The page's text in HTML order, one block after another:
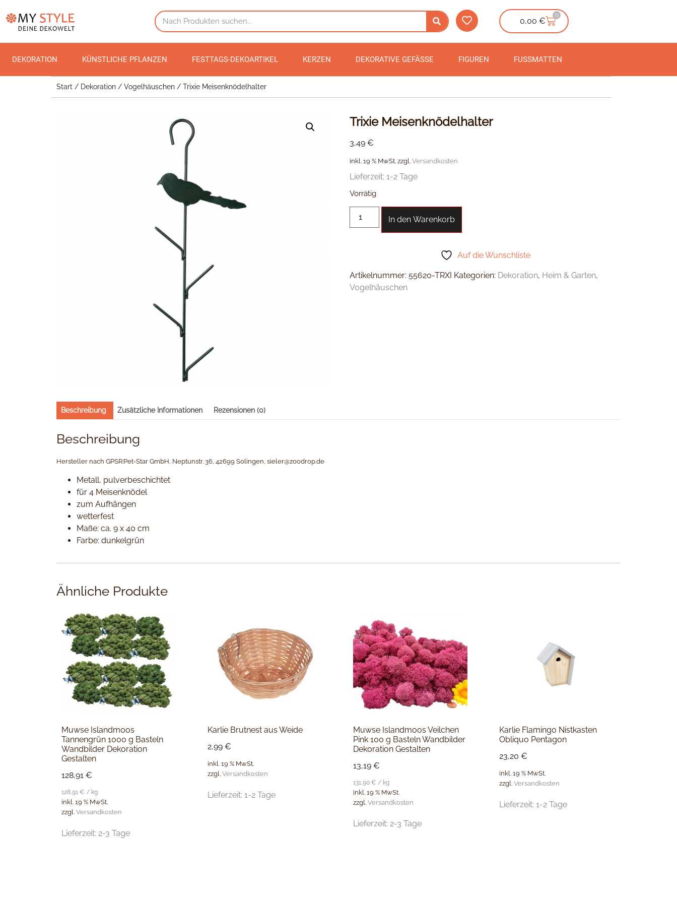
0,00€
0
DEKORATION KÜNSTLICHE PFLANZEN FESTTAGS-DEKOARTIKEL KERZEN DEKORATIVE GEFÄSSE FIGUREN FUSSMATTEN
Start / Dekoration / Vogelhäuschen / Trixie Meisenknödelhalter
Trixie Meisenknödelhalter
3,49€
inkl. 19 % MwSt. zzgl.Versandkosten
Lieferzeit:1-2 Tage
Vorrätig
In den Warenkorb
Auf die Wunschliste
Artikelnummer: 55620-TRXI Kategorien: Dekoration, Heim & Garten,
Vogelhäuschen
Beschreibung Zusätzliche Informationen Rezensionen (0)
Beschreibung
Hersteller nach GPSR:Pet-Star GmbH, Neptunstr. 36, 42699 Solingen, sieler@zoodrop.de
Metall, pulverbeschichtet
für 4 Meisenknödel
zum Aufhängen
wetterfest
Maße: ca. 9 x 40 cm
Farbe: dunkelgrün
Ähnliche Produkte
Muwse Islandmoos
Tannengrün 1000 g Basteln
Wandbilder Dekoration
Gestalten
128,91 €
128,91 € / kg
inkl. 19 % MwSt.
zzgl. Versandkosten
Lieferzeit: 2-3 Tage
Karlie Brutnest aus Weide
2,99 €
inkl. 19 % MwSt.
zzgl. Versandkosten
Lieferzeit: 1-2 Tage
Muwse Islandmoos Veilchen
Pink 100 g Basteln Wandbilder
Dekoration Gestalten
13,19 €
131,90 € / kg
inkl. 19 % MwSt.
zzgl. Versandkosten
Lieferzeit: 2-3 Tage
Karlie Flamingo Nistkasten
Obliquo Pentagon
23,20 €
inkl. 19 % MwSt.
zzgl. Versandkosten
Lieferzeit: 1-2 Tage